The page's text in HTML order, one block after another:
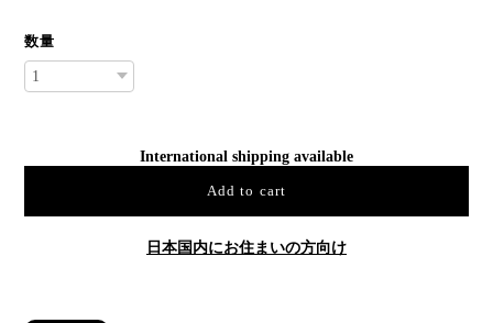
数量
International shipping available
Add to cart
日本国内にお住まいの方向け